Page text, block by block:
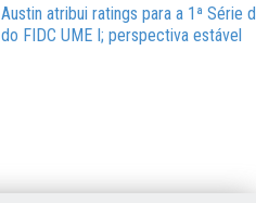
Austin atribui ratings para a 1ª Série
do FIDC UME I; perspectiva estável